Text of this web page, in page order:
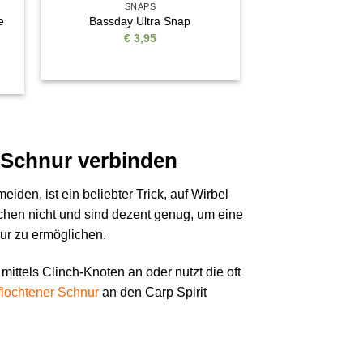
SNAPS
Bassday Ultra Snap
€3,95
verbinden
ist ein beliebter Trick, auf Wirbel
nicht und sind dezent genug, um eine
zu ermöglichen.
Clinch-Knoten an oder nutzt die oft
Schnur an den Carp Spirit